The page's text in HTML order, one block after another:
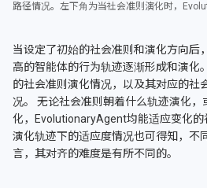
路径情况。左下角为当社会准则演化时，
当设定了初始的社会准则和演化方向后
高的智能体的行为轨迹逐渐形成和演化。
的社会准则演化情况，以及其对应的社
况。 无论社会准则朝着什么轨迹演化
化，EvolutionaryAgent均能适应变化
演化轨迹下的适应度情况也可得知，不
言，其对齐的难度是有所不同的。